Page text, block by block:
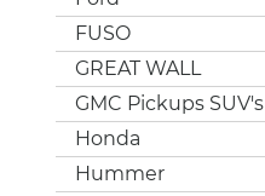
FUSO
GREAT WALL
GMC Pickups SUV's
Honda
Hummer